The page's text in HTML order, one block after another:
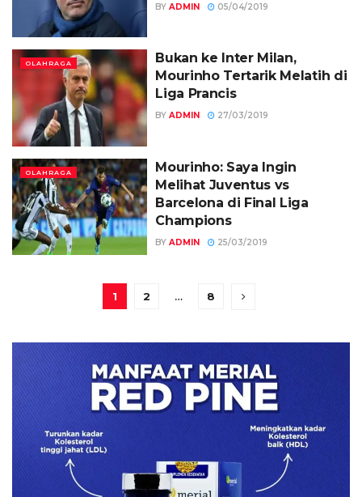
BY ADMIN 05/04/2019
OLAHRAGA
Bukan ke Inter Milan,
Mourinho Tertarik Melatih di
Liga Prancis
BY ADMIN 27/03/2019
OLAHRAGA
Mourinho: Saya Ingin
Melihat Juventus vs
Barcelona di Final Liga
Champions
BY ADMIN 25/03/2019
1 2 … 8